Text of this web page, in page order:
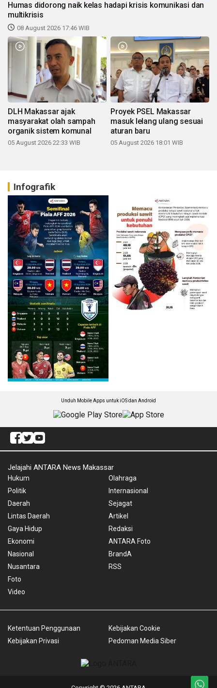
Humas didorong naik kelas hadapi krisis komunikasi dan
multikrisis
08 August 2026 17:46 WIB
DLH Makassar ajak
masyarakat olah sampah
organik sistem komunal
05 August 2026 22:33 WIB
Proyek PSEL Makassar
masuk lelang ulang sesuai
aturan baru
05 August 2026 18:01 WIB
Infografik
Unduh Mobile Apps untuk iOS dan Android
Jelajahi ANTARA News Makassar
Hukum
Politik
Daerah
Lintas Daerah
Gaya Hidup
Ekonomi
Nasional
Nusantara
Foto
Video
Olahraga
Internasional
Sejagat
Artikel
Redaksi
ANTARA Foto
BrandA
RSS
Ketentuan Penggunaan
Kebijakan Privasi
Kebijakan Cookie
Pedoman Media Siber